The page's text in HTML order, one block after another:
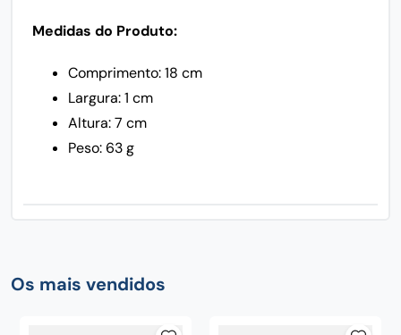
Medidas do Produto:
Comprimento: 18 cm
Largura: 1 cm
Altura: 7 cm
Peso: 63 g
Os mais vendidos